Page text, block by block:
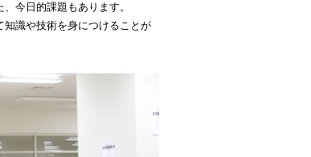
今日的課題もあります。
識や技術を身につけることが